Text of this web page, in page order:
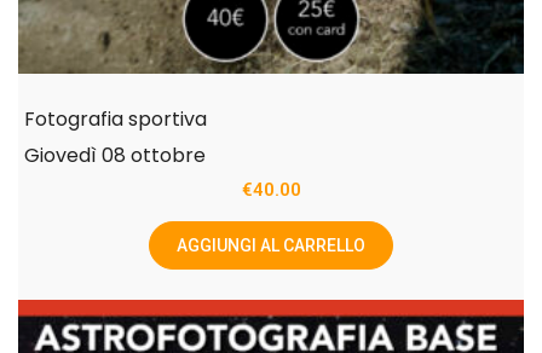
Fotografia sportiva
Giovedì 08 ottobre
€40.00
AGGIUNGI AL CARRELLO